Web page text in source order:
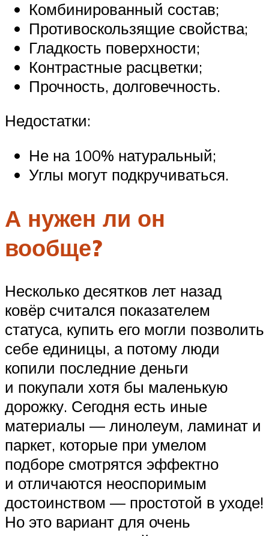
Комбинированный состав;
Противоскользящие свойства;
Гладкость поверхности;
Контрастные расцветки;
Прочность, долговечность.
Недостатки:
Не на 100% натуральный;
Углы могут подкручиваться.
А нужен ли он
вообще?
Несколько десятков лет назад
ковёр считался показателем
статуса, купить его могли позволить
себе единицы, а потому люди
копили последние деньги
и покупали хотя бы маленькую
дорожку. Сегодня есть иные
материалы — линолеум, ламинат и
паркет, которые при умелом
подборе смотрятся эффектно
и отличаются неоспоримым
достоинством — простотой в уходе!
Но это вариант для очень